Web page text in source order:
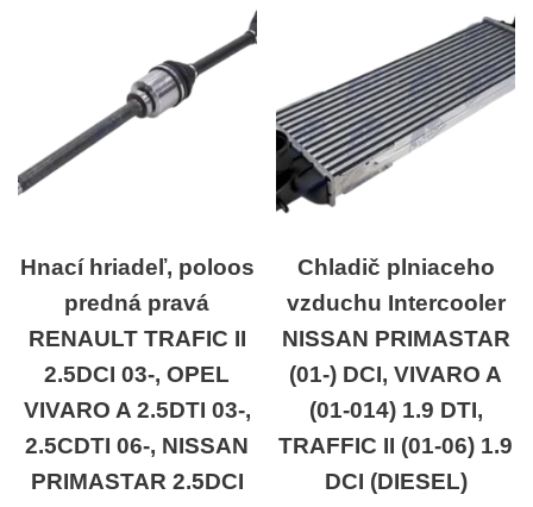
Hnací hriadeľ, poloos
predná pravá
RENAULT TRAFIC II
2.5DCI 03-, OPEL
VIVARO A 2.5DTI 03-,
2.5CDTI 06-, NISSAN
PRIMASTAR 2.5DCI
Chladič plniaceho
vzduchu Intercooler
NISSAN PRIMASTAR
(01-) DCI, VIVARO A
(01-014) 1.9 DTI,
TRAFFIC II (01-06) 1.9
DCI (DIESEL)